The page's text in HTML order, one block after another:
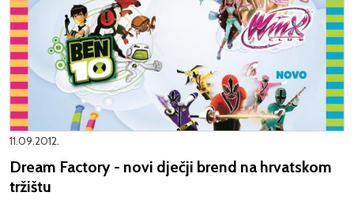
11.09.2012.
Dream Factory - novi dječji brend na hrvatskom
tržištu